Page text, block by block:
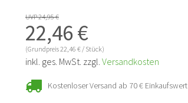
UVP 24,95 €
22,46 €
(Grundpreis22,46 € / Stück)
inkl. ges. MwSt. zzgl. Versandkosten
Kostenloser Versand ab 70 € Einkaufswert